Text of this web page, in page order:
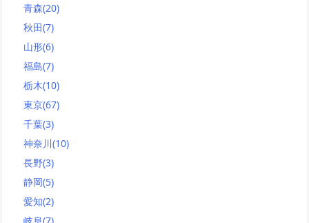
青森(20)
秋田(7)
山形(6)
福島(7)
栃木(10)
東京(67)
千葉(3)
神奈川(10)
長野(3)
静岡(5)
愛知(2)